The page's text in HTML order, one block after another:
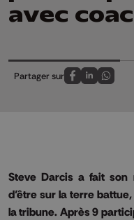
avec
Partager sur
Partagez sur
Partagez
Steve Darcis a fait son
d’être sur la terre
la tribune. Après 9